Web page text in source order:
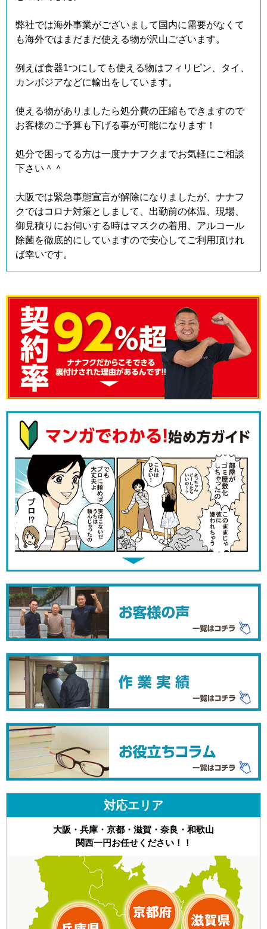
弊社では海外事業がございまして国内に需要がなくて
も海外ではまだまだ使える物が沢山ございます。
例えば食器1つにしても使える物はフィリピン、タイ、
カンボジアなどに輸出をしています。
使える物がありましたら処分費の圧縮もできますので
お客様のご予算も下げる事が可能になります！
処分で困ってる方は一度ナナフクまでお気軽にご相談
下さい＾＾
大阪では緊急事態宣言が解除になりましたが、ナナフ
クではコロナ対策としまして、出勤前の体温、現場、
御見積りにお伺いする時はマスクの着用、アルコール
除菌を徹底的にしていますので安心してご利用頂けれ
ば幸いです。
対応エリア
大阪・兵庫・京都・滋賀・奈良・和歌山
関西一円お任せください！！